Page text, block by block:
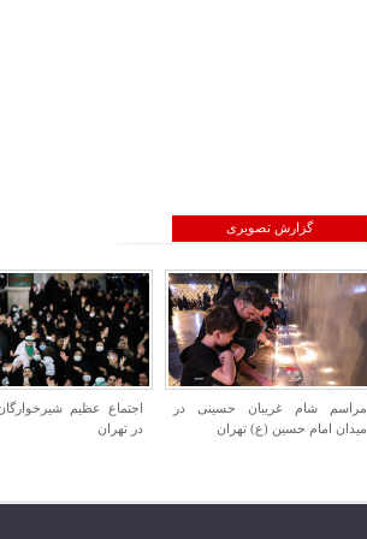
گزارش تصویری
اجتماع عظیم شیرخوارگان حسینی
در تهران
افتتاح همزمان پروژه
جهاد کشاورزی